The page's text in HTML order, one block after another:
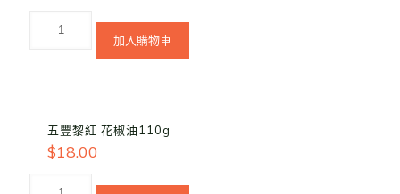
加入購物車
五豐黎紅 花椒油110g
$18.00